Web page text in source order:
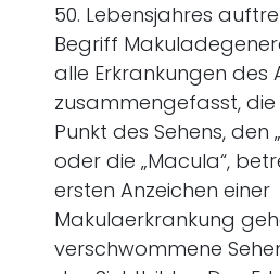
50. Lebensjahres
Begriff
alle Erkrankungen des
zusammengefasst,
Punkt des Sehens, den
oder die „Macula“,
ersten Anzeichen einer
Makulaerkrankung
verschwommene